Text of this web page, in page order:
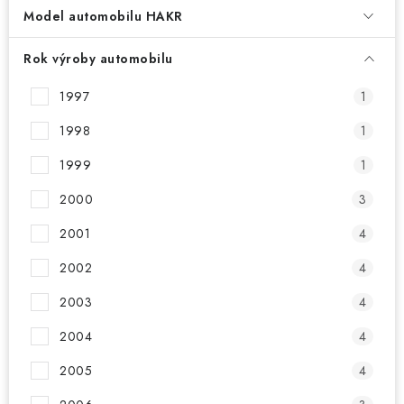
AKCE
PRO PSY
BOXY NA TAŽNÁ ZAŘÍZENÍ
OSTATNÍ NOSIČE
STŘEŠNÍ KOŠE
AUTOSTANY
CESTOVNÍ ZAVAZADLA
DÁRKOVÉ POUKAZY
Model automobilu HAKR
Rok výroby automobilu
1997
1
1998
1
1999
1
2000
3
2001
4
2002
4
2003
4
2004
4
2005
4